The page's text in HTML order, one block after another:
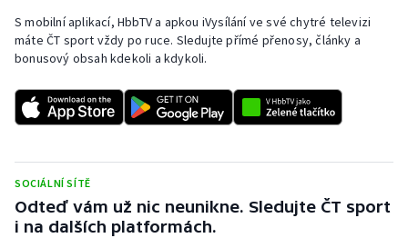
S mobilní aplikací, HbbTV a apkou iVysílání ve své chytré televizi
máte ČT sport vždy po ruce. Sledujte přímé přenosy, články a
bonusový obsah kdekoli a kdykoli.
SOCIÁLNÍ SÍTĚ
Odteď vám už nic neunikne. Sledujte ČT sport
i na dalších platformách.